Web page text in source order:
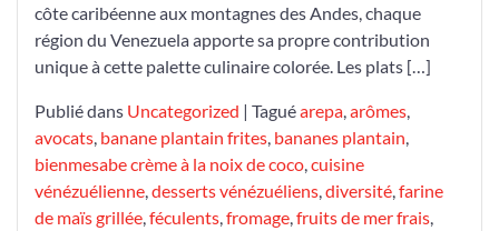
côte caribéenne aux montagnes des Andes, chaque
région du Venezuela apporte sa propre contribution
unique à cette palette culinaire colorée. Les plats […]
Publié dans Uncategorized | Taguéarepa arômes
avocats banane plantain frites bananes plantain
bienmesabe crème à la noix de coco cuisine
vénézuélienne desserts vénézuéliens diversité farine
de maïs grillée féculents fromage fruits de mer frais